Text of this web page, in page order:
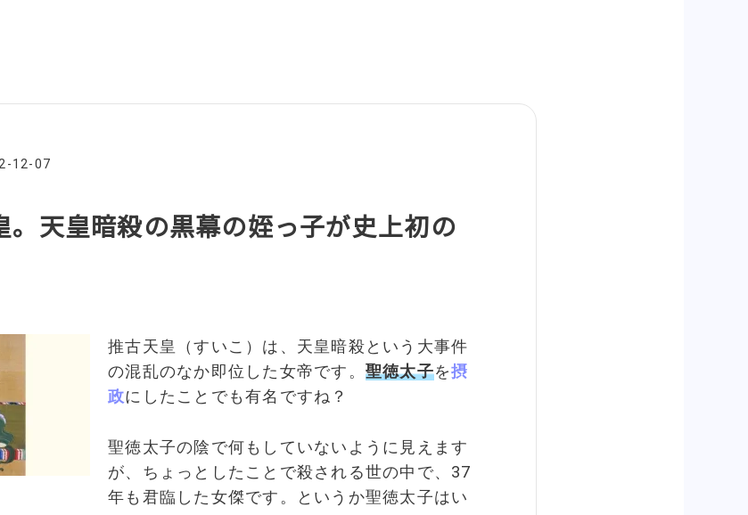
12-07
。天皇暗殺の黒幕の姪っ子が史上初の
推古天皇（すいこ）は、天皇暗殺という大事件
の混乱のなか即位した女帝です。 聖徳太子を摂
政にしたことでも有名ですね？
聖徳太子の陰で何もしていないように見えます
が、ちょっとしたことで殺される世の中で、37
年も君臨した女傑です。というか聖徳太子はい